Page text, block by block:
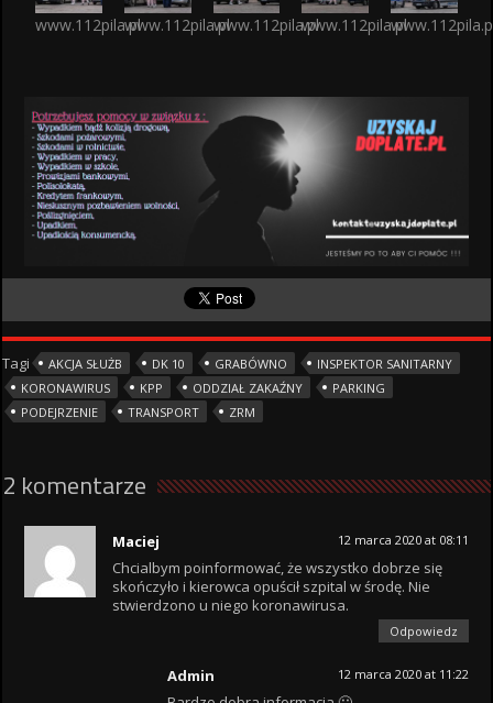
www.112pila.plwww.112pila.plwww.112pila.plwww.112pila.pl
Tagi AKCJA SŁUŻB DK 10 GRABÓWNO
INSPEKTOR SANITARNY
KORONAWIRUS
KPP ODDZIAŁ ZAKAŹNY
PARKING
PODEJRZENIE
TRANSPORT ZRM
2 komentarze
Maciej 12 marca 2020 at 08:11
Chcialbym poinformować, że wszystko dobrze się
skończyło i kierowca opuścił szpital w środę. Nie
stwierdzono u niego koronawirusa.
Odpowiedz
Admin 12 marca 2020 at 11:22